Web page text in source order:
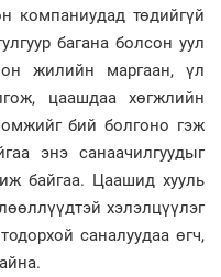
компаниудад төдийгүй
багана болсон уул
жилийн маргаан, үл
цаашдаа хөгжлийн
бий болгоно гэж
энэ санаачилгуудыг
байгаа. Цаашид хууль
хэлэлцүүлэг
саналуудaa өгч,